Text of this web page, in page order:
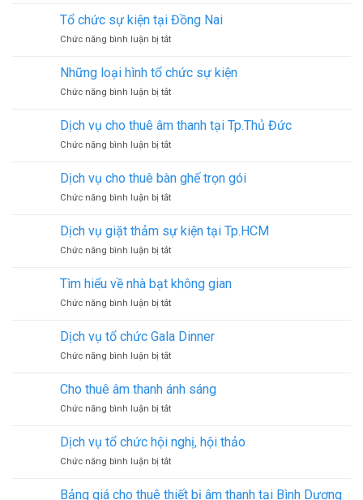
kiện
Long
chức
sự
kiện
Bình
Tổ chức sự kiện tại Đồng Nai
Chức năng bình luận bị tắtở
chức
sự
kiện
Đồng
Những loại hình tổ chức sự kiện
Chức năng bình luận bị tắtở
loại
hình
tổ
sự
kiện
Dịch vụ cho thuê âm thanh tại Tp.Thủ Đức
Chức năng bình luận bị tắtở
cho
thuê
thanh
tại
Tp.Thủ
Dịch vụ cho thuê bàn ghế trọn gói
Chức năng bình luận bị tắtở
cho
thuê
ghế
gói
Dịch vụ giặt thảm sự kiện tại Tp.HCM
Chức năng bình luận bị tắtở
vụ
giặt
thảm
kiện
Tp.HCM
Tìm hiểu về nhà bạt không gian
Chức năng bình luận bị tắtở
hiểu
về
nhà
không
Dịch vụ tổ chức Gala Dinner
Chức năng bình luận bị tắtở
vụ
tổ
chức
Dinner
Cho thuê âm thanh ánh sáng
Chức năng bình luận bị tắtở
thuê
âm
thanh
sáng
Dịch vụ tổ chức hội nghị, hội thảo
Chức năng bình luận bị tắtở
vụ
Bảng giá cho thuê thiết bị âm thanh tại Bình Dương